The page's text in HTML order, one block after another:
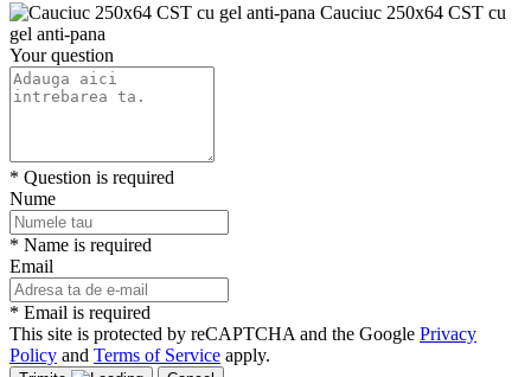
Cauciuc 250x64 CST cu
gel anti-pana
Your question
* Question is required
Nume
* Name is required
Email
* Email is required
This site is protected by reCAPTCHA and the Google Privacy
Policy and Terms of Service apply.